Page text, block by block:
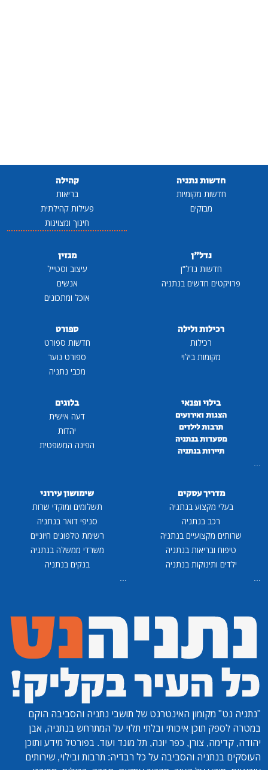
חדשות נתניה
חדשות מקומיות
מבזקים
קהילה
בריאות
פעילות קהילתית
חינוך ומצוינות
נדל"ן
חדשות נדל"ן
פרויקטים חדשים בנתניה
מגזין
עיצוב וסטייל
אנשים
אוכל ומתכונים
רכילות ולילה
רכילות
מקומות בילוי
ספורט
חדשות ספורט
ספורט נוער
מכבי נתניה
בילוי ופנאי
הצגות ואירועים
תרבות לילדים
מסעדות בנתניה
תיירות בנתניה
בלוגים
דעה אישית
יהדות
הפינה המשפטית
מדריך עסקים
בעלי מקצוע בנתניה
רכב בנתניה
שרותים מקצועיים בנתניה
טיפוח ובריאות בנתניה
ילדים ותינוקות בנתניה
שימושון עירוני
תשלומים ומוקדי שרות
סניפי דואר בנתניה
רשימת טלפונים חיוניים
משרדי ממשלה בנתניה
בנקים בנתניה
"נתניה נט" מקומון האינטרנט של תושבי נתניה והסביבה הוקם
במטרה לספק תוכן איכותי ובלתי תלוי על המתרחש בנתניה, אבן
יהודה, קדימה, צורן, כפר יונה, תל מונד ועוד. בפורטל מידע ותוכן
העוסקים בנתניה והסביבה על כל רבדיה: תרבות ובילוי, שירותים